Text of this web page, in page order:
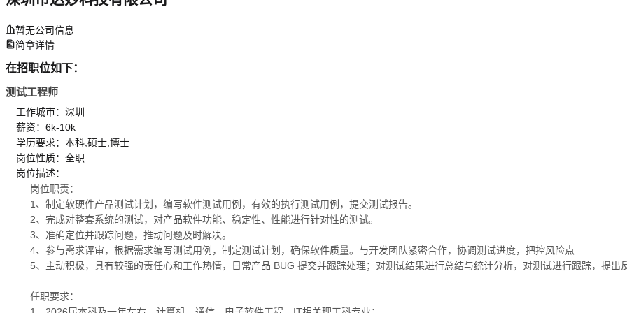
暂无公司信息
简章详情
在招职位如下：
测试工程师
工作城市：深圳
薪资：6k-10k
学历要求：本科,硕士,博士
岗位性质：全职
岗位描述：
岗位职责：
1、制定软硬件产品测试计划，编写软件测试用例，有效的执行测试用例，提交测试报告。
2、完成对整套系统的测试，对产品软件功能、稳定性、性能进行针对性的测试。
3、准确定位并跟踪问题，推动问题及时解决。
4、参与需求评审，根据需求编写测试用例，制定测试计划，确保软件质量。与开发团队紧密合作，协调测试进度，把控风险点
5、主动积极，具有较强的责任心和工作热情，日常产品 BUG 提交并跟踪处理；对测试结果进行总结与统计分析，对测试进行跟踪，提出
任职要求：